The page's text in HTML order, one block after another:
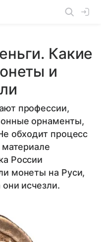
Какие
и
профессии,
орнаменты,
обходит процесс
России
монеты на Руси,
исчезли.